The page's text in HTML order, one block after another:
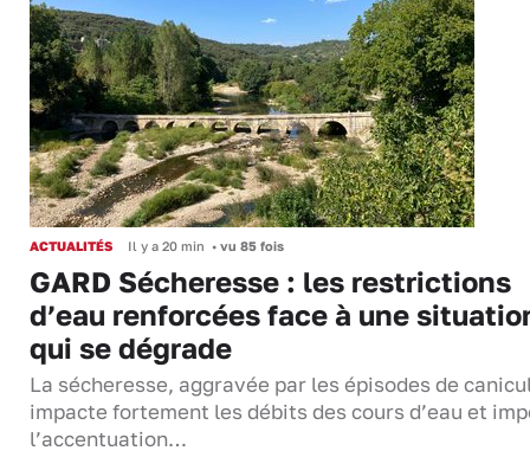
ACTUALITÉS Il y a 20 min • vu 85 fois
GARD Sécheresse : les restrictions
d’eau renforcées face à une
qui se dégrade
La sécheresse, aggravée par les épisodes de
impacte fortement les débits des cours d’eau et
l’accentuation…